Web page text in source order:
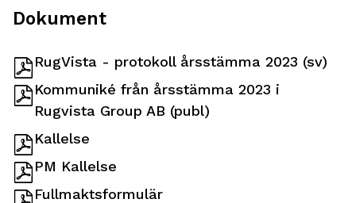
Dokument
RugVista - protokoll årsstämma 2023 (sv)
Kommuniké från årsstämma 2023 i
Rugvista Group AB (publ)
Kallelse
PM Kallelse
Fullmaktsformulär